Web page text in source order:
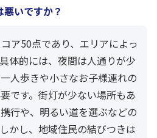
いですか？
ア50点であり、エリアによっ
体的には、夜間は人通りが少
人歩きや小さなお子様連れの
です。街灯が少ない場所もあ
行や、明るい道を選ぶなどの
かし、地域住民の結びつきは